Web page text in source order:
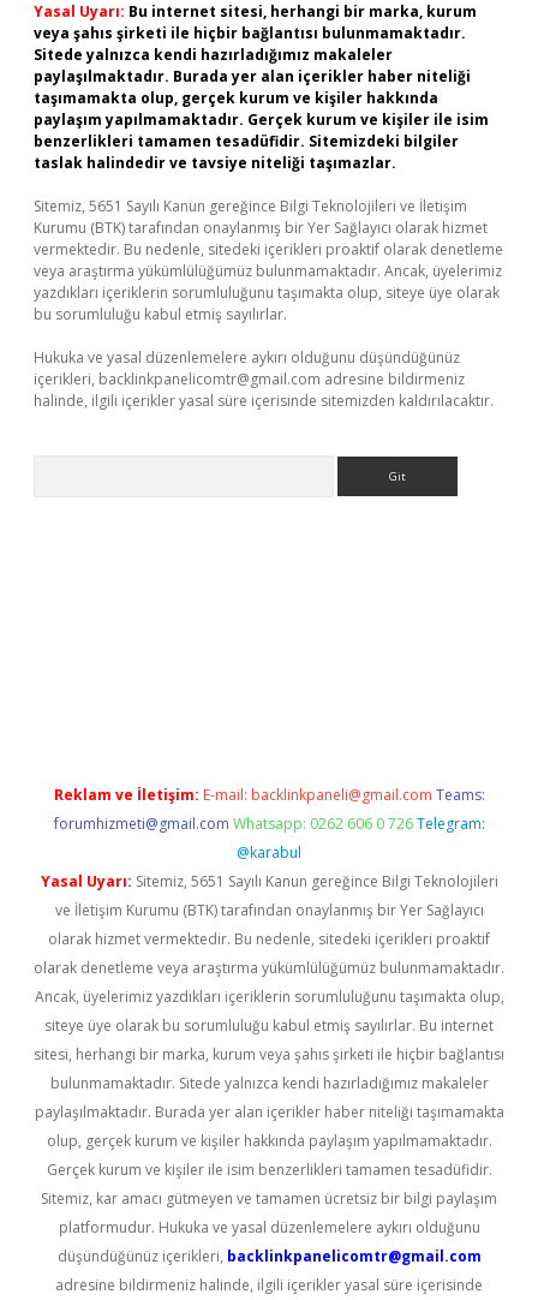
Yasal Uyarı: Bu internet sitesi, herhangi bir marka, kurum
veya şahıs şirketi ile hiçbir bağlantısı bulunmamaktadır.
Sitede yalnızca kendi hazırladığımız makaleler
paylaşılmaktadır. Burada yer alan içerikler haber niteliği
taşımamakta olup, gerçek kurum ve kişiler hakkında
paylaşım yapılmamaktadır. Gerçek kurum ve kişiler ile isim
benzerlikleri tamamen tesadüfidir. Sitemizdeki bilgiler
taslak halindedir ve tavsiye niteliği taşımazlar.
Sitemiz, 5651 Sayılı Kanun gereğince Bilgi Teknolojileri ve İletişim
Kurumu (BTK) tarafından onaylanmış bir Yer Sağlayıcı olarak hizmet
vermektedir. Bu nedenle, sitedeki içerikleri proaktif olarak denetleme
veya araştırma yükümlülüğümüz bulunmamaktadır. Ancak, üyelerimiz
yazdıkları içeriklerin sorumluluğunu taşımakta olup, siteye üye olarak
bu sorumluluğu kabul etmiş sayılırlar.
Hukuka ve yasal düzenlemelere aykırı olduğunu düşündüğünüz
içerikleri, backlinkpanelicomtr@gmail.com adresine bildirmeniz
halinde, ilgili içerikler yasal süre içerisinde sitemizden kaldırılacaktır.
Reklam ve İletişim: E-mail: backlinkpaneli@gmail.com Teams:
forumhizmeti@gmail.com Whatsapp: 0262 606 0 726 Telegram:
@karabul
Yasal Uyarı: Sitemiz, 5651 Sayılı Kanun gereğince Bilgi Teknolojileri
ve İletişim Kurumu (BTK) tarafından onaylanmış bir Yer Sağlayıcı
olarak hizmet vermektedir. Bu nedenle, sitedeki içerikleri proaktif
olarak denetleme veya araştırma yükümlülüğümüz bulunmamaktadır.
Ancak, üyelerimiz yazdıkları içeriklerin sorumluluğunu taşımakta olup,
siteye üye olarak bu sorumluluğu kabul etmiş sayılırlar. Bu internet
sitesi, herhangi bir marka, kurum veya şahıs şirketi ile hiçbir bağlantısı
bulunmamaktadır. Sitede yalnızca kendi hazırladığımız makaleler
paylaşılmaktadır. Burada yer alan içerikler haber niteliği taşımamakta
olup, gerçek kurum ve kişiler hakkında paylaşım yapılmamaktadır.
Gerçek kurum ve kişiler ile isim benzerlikleri tamamen tesadüfidir.
Sitemiz, kar amacı gütmeyen ve tamamen ücretsiz bir bilgi paylaşım
platformudur. Hukuka ve yasal düzenlemelere aykırı olduğunu
düşündüğünüz içerikleri, backlinkpanelicomtr@gmail.com
adresine bildirmeniz halinde, ilgili içerikler yasal süre içerisinde